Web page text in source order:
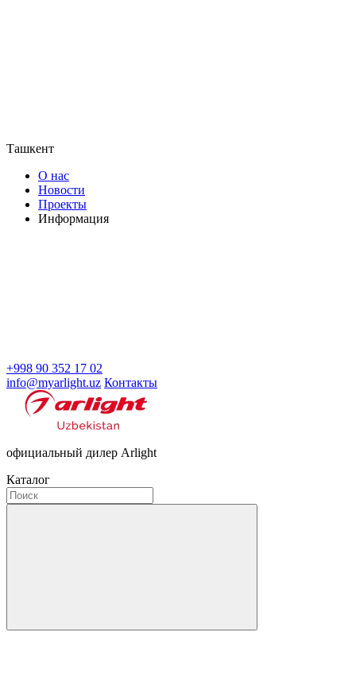
Ташкент
О нас
Новости
Проекты
Информация
+998 90 352 17 02
info@myarlight.uz Контакты
официальный дилер Arlight
Каталог